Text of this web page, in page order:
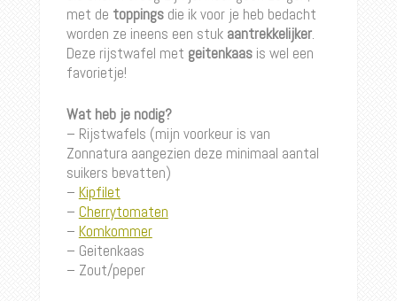
met de toppingsdie ik voor je heb bedacht
worden ze ineens een stuk aantrekkelijker.
Deze rijstwafel met geitenkaasis wel een
favorietje!
Wat heb je nodig?
– Rijstwafels (mijn voorkeur is van
Zonnatura aangezien deze minimaal aantal
suikers bevatten)
– Kipfilet
– Cherrytomaten
– Komkommer
– Geitenkaas
– Zout/peper